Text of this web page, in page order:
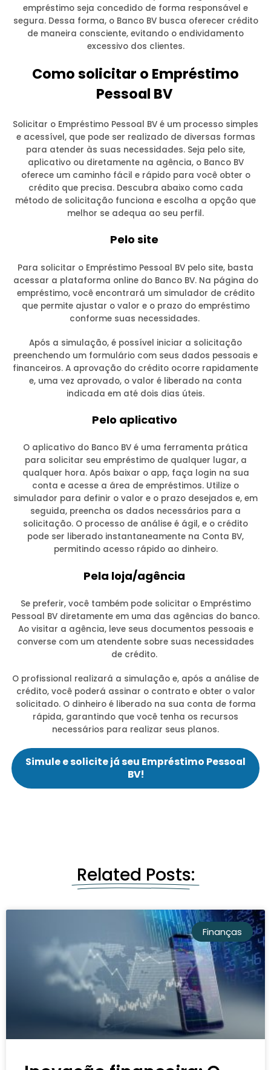
empréstimo seja concedido de forma responsável e
segura. Dessa forma, o Banco BV busca oferecer crédito
de maneira consciente, evitando o endividamento
excessivo dos clientes.
Como solicitar o Empréstimo
Pessoal BV
Solicitar o Empréstimo Pessoal BV é um processo simples
e acessível, que pode ser realizado de diversas formas
para atender às suas necessidades. Seja pelo site,
aplicativo ou diretamente na agência, o Banco BV
oferece um caminho fácil e rápido para você obter o
crédito que precisa. Descubra abaixo como cada
método de solicitação funciona e escolha a opção que
melhor se adequa ao seu perfil.
Pelo site
Para solicitar o Empréstimo Pessoal BV pelo site, basta
acessar a plataforma online do Banco BV. Na página do
empréstimo, você encontrará um simulador de crédito
que permite ajustar o valor e o prazo do empréstimo
conforme suas necessidades.
Após a simulação, é possível iniciar a solicitação
preenchendo um formulário com seus dados pessoais e
financeiros. A aprovação do crédito ocorre rapidamente
e, uma vez aprovado, o valor é liberado na conta
indicada em até dois dias úteis.
Pelo aplicativo
O aplicativo do Banco BV é uma ferramenta prática
para solicitar seu empréstimo de qualquer lugar, a
qualquer hora. Após baixar o app, faça login na sua
conta e acesse a área de empréstimos. Utilize o
simulador para definir o valor e o prazo desejados e, em
seguida, preencha os dados necessários para a
solicitação. O processo de análise é ágil, e o crédito
pode ser liberado instantaneamente na Conta BV,
permitindo acesso rápido ao dinheiro.
Pela loja/agência
Se preferir, você também pode solicitar o Empréstimo
Pessoal BV diretamente em uma das agências do banco.
Ao visitar a agência, leve seus documentos pessoais e
converse com um atendente sobre suas necessidades
de crédito.
O profissional realizará a simulação e, após a análise de
crédito, você poderá assinar o contrato e obter o valor
solicitado. O dinheiro é liberado na sua conta de forma
rápida, garantindo que você tenha os recursos
necessários para realizar seus planos.
Simule e solicite já seu Empréstimo Pessoal
BV!
Related Posts:
Finanças